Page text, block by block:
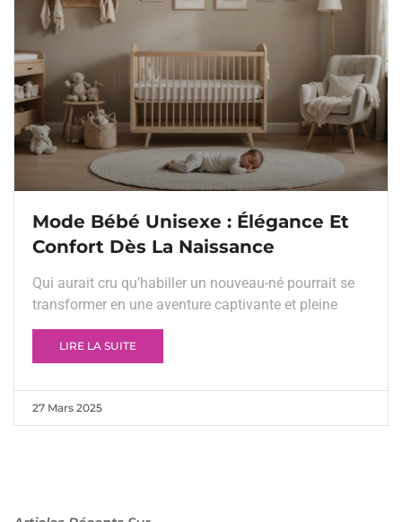
Mode Bébé Unisexe : Élégance Et
Confort Dès La Naissance
Qui aurait cru qu’habiller un nouveau-né pourrait se
transformer en une aventure captivante et pleine
LIRE LA SUITE
27 Mars 2025